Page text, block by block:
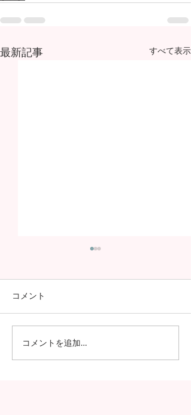
最新記事 すべて表示
日本の7月の風物詩！七夕
の授業を実施しました
コメント
コメントを追加…